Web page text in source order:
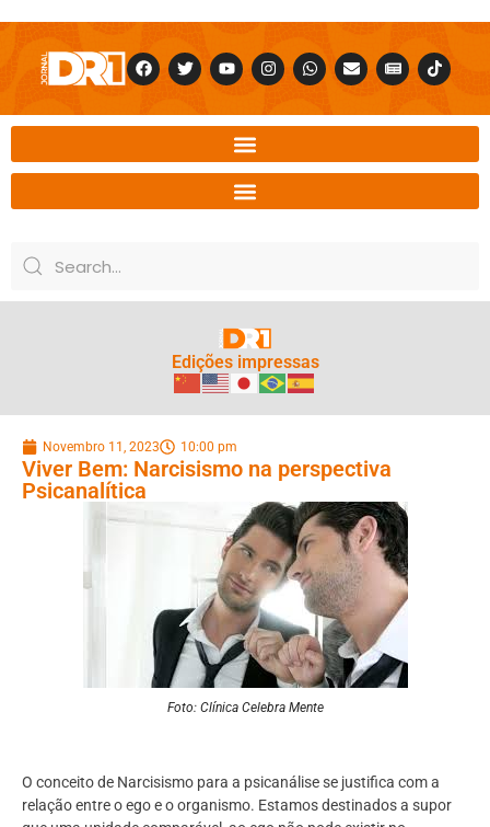
Edições impressas
Novembro 11, 2023 10:00 pm
Viver Bem: Narcisismo na perspectiva
Psicanalítica
Foto: Clínica Celebra Mente
O conceito de Narcisismo para a psicanálise se justifica com a
relação entre o ego e o organismo. Estamos destinados a supor